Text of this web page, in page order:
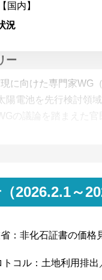
国内】
況
ー
に向けた専門家WG
陽電池を先行検討領
の議論を踏まえた
ライフサイクル全体
価格等算定委員会が
準価格を提示。2026
昇を反映。また太陽
上設置太陽光は支援
2026.2.1～
：非化石証書の価格
トコル：土地利用排